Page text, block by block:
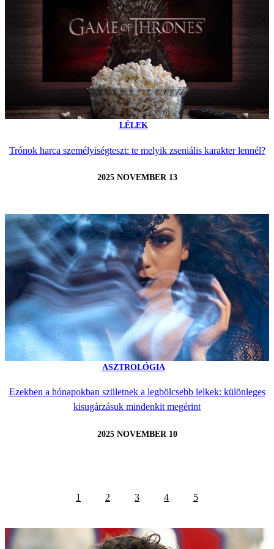
LÉLEK
Trónok harca személyiségteszt: te melyik zseniális karakter lennél?
2025 NOVEMBER 13
ASZTROLÓGIA
Ezekben a hónapokban születnek a legbölcsebb lelkek: különleges
kisugárzásuk mindenkit megérint
2025 NOVEMBER 10
1 2 3 4 5